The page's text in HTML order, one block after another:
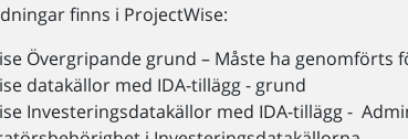
finns i ProjectWise:
Övergripande grund – Måste ha
datakällor med IDA-tillägg - grund
Investeringsdatakällor med IDA-tillägg -